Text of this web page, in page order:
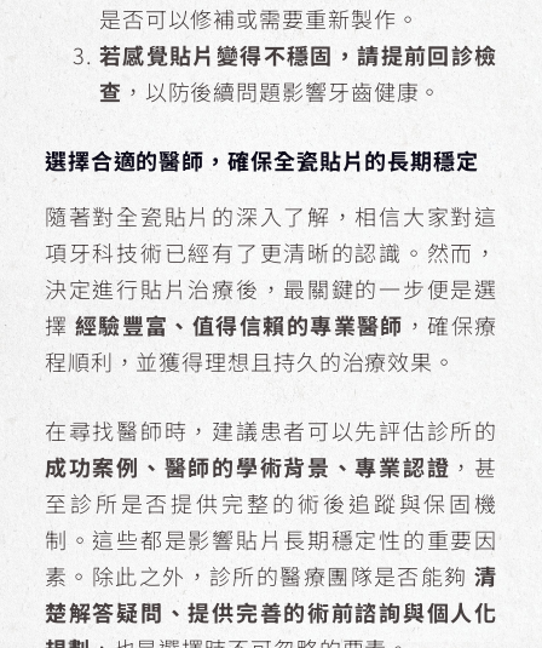
是否可以修補或需要重新製作。
若感覺貼片變得不穩固，請提前回診檢
查 ，以防後續問題影響牙齒健康。
選擇合適的醫師，確保全瓷貼片的長期穩定
隨著對全瓷貼片的深入了解，相信大家對這
項牙科技術已經有了更清晰的認識。然而，
決定進行貼片治療後，最關鍵的一步便是選
擇 經驗豐富、值得信賴的專業醫師 ，確保療
程順利，並獲得理想且持久的治療效果。
在尋找醫師時，建議患者可以先評估診所的
成功案例、醫師的學術背景、專業認證 ，甚
至診所是否提供完整的術後追蹤與保固機
制。這些都是影響貼片長期穩定性的重要因
素。除此之外，診所的醫療團隊是否能夠清
楚解答疑問、提供完善的術前諮詢與個人化